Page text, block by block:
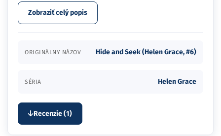
Zobraziť celý popis
ORIGINÁLNY NÁZOV Hide and Seek (Helen Grace, #6)
SÉRIA Helen Grace
Recenzie (1)